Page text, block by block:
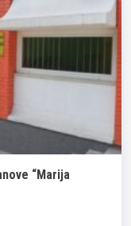
“Marija